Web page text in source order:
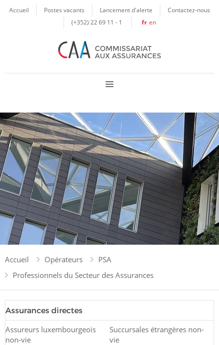
Accueil Postes vacants Lancement d'alerte
Contactez-nous
(+352) 22 69 11 - 1
fr en
Accueil Opérateurs
PSA
Professionnels du Secteur des Assurances
Assurances directes
Assureurs luxembourgeois
non-vie
Succursales étrangères non-
vie
Panneau de gestion des cookies